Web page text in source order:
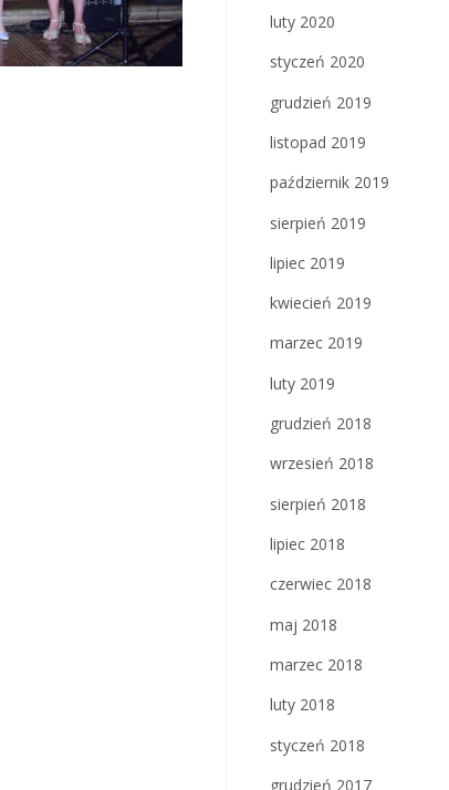
luty 2020
styczeń 2020
grudzień 2019
listopad 2019
październik 2019
sierpień 2019
lipiec 2019
kwiecień 2019
marzec 2019
luty 2019
grudzień 2018
wrzesień 2018
sierpień 2018
lipiec 2018
czerwiec 2018
maj 2018
marzec 2018
luty 2018
styczeń 2018
grudzień 2017